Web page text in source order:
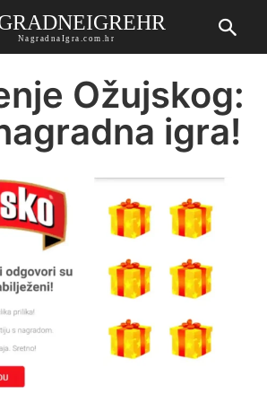
NagradnaIgra.com.hr
Ožujskog:
igra!